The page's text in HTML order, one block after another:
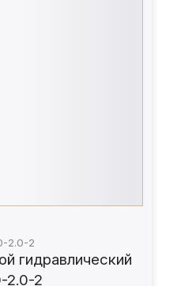
2.0-2
гидравлический
2.0-2